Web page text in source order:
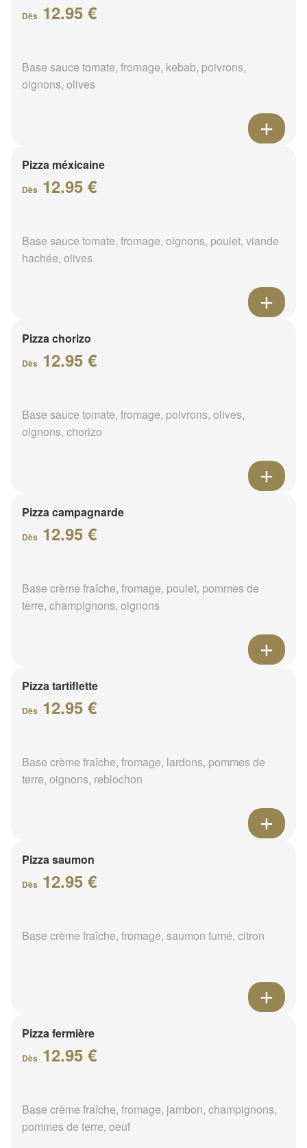
Dès 12.95 €
Base sauce tomate, fromage, kebab, poivrons,
oignons, olives
Pizza méxicaine
Dès 12.95 €
Base sauce tomate, fromage, oignons, poulet, viande
hachée, olives
Pizza chorizo
Dès 12.95 €
Base sauce tomate, fromage, poivrons, olives,
oignons, chorizo
Pizza campagnarde
Dès 12.95 €
Base crème fraîche, fromage, poulet, pommes de
terre, champignons, oignons
Pizza tartiflette
Dès 12.95 €
Base crème fraîche, fromage, lardons, pommes de
terre, oignons, reblochon
Pizza saumon
Dès 12.95 €
Base crème fraîche, fromage, saumon fumé, citron
Pizza fermière
Dès 12.95 €
Base crème fraîche, fromage, jambon, champignons,
pommes de terre, oeuf